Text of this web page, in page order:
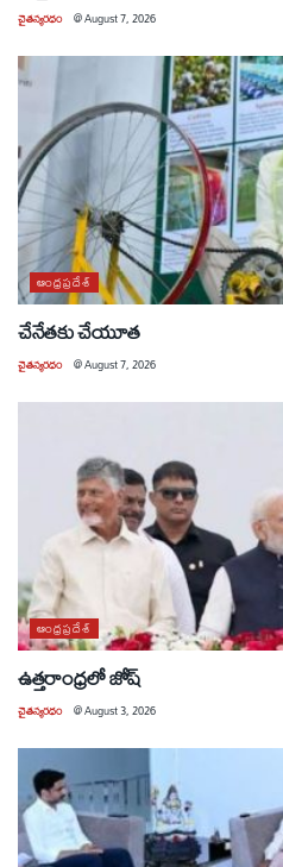
చైతన్యరధం @August 7, 2026
ఆంధ్రప్రదేశ్
చేనేతకు చేయూత
చైతన్యరధం @August 7, 2026
ఆంధ్రప్రదేశ్
ఉత్తరాంధ్రలో జోష్
చైతన్యరధం @August 3, 2026